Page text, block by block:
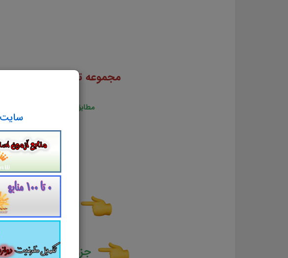
سایت
مجموعه تست
مطابق با دفترچه راهنمای ثبت
تست با
جزوه خلاصه کتاب